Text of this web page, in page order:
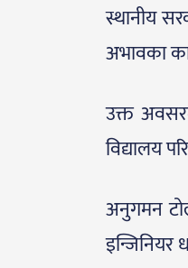
स्थानीय
अभावका
उक्त
विद्यालय
अनुगमन
इन्जिनियर